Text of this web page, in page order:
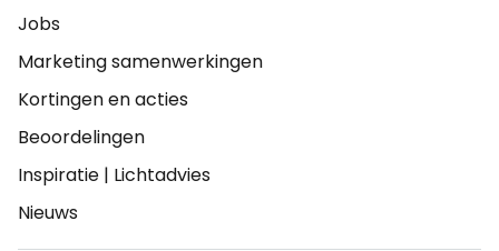
Jobs
Marketing samenwerkingen
Kortingen en acties
Beoordelingen
Inspiratie | Lichtadvies
Nieuws